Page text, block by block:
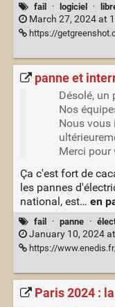
fail · logiciel ·
March 27, 2024 at
https://
panne et
Désolé, un
Nos
Nous vous
Merci pour
Ça c'est fort de
les pannes
national, est… en
fail · panne ·
January 10, 2024 at
https://
Paris 2024 :